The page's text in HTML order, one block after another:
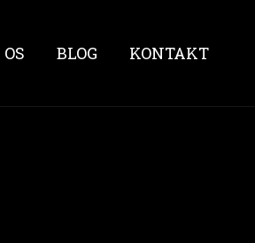
BLOG KONTAKT